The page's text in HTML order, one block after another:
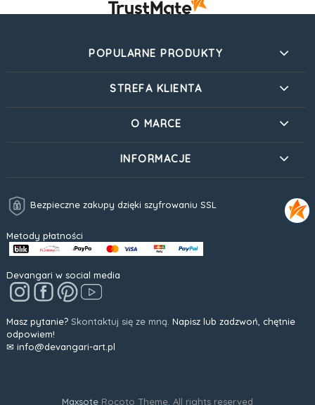
POPULARNE PRODUKTY
STREFA KLIENTA
O MARCE
INFORMACJE
Bezpieczne zakupy dzięki szyfrowaniu SSL
Metody płatności
Devangari w social media
Masz pytanie? Skontaktuj się ze mną. Napisz lub zadzwoń, chętnie
odpowiem!
✉ info@devangari-art.pl
Maxsote Rocoto Theme. All rights reserved